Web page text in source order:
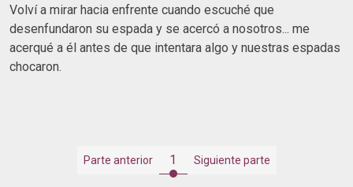
Volví a mirar hacia enfrente cuando escuché que
desenfundaron su espada y se acercó a nosotros... me
acerqué a él antes de que intentara algo y nuestras espadas
chocaron.
Parte anterior 1 Siguiente parte